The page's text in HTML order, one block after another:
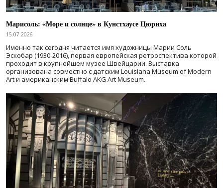
Марисоль: «Море и солнце» в Кунстхаусе Цюриха
15.07.2026
Именно так сегодня читается имя художницы Марии Соль
Эскобар (1930-2016), первая европейская ретроспектива которой
проходит в крупнейшем музее Швейцарии. Выставка
организована совместно с датским Louisiana Museum of Modern
Art и американским Buffalo AKG Art Museum.